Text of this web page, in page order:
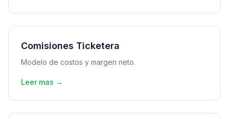
Comisiones Ticketera
Modelo de costos y margen neto.
Leer mas →